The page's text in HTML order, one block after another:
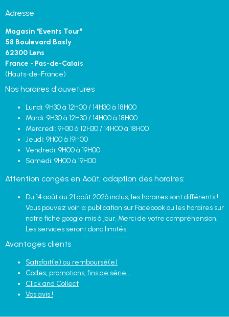
Adresse
Magasin "Events Tour"
58 Boulevard Basly
62300 Lens
France - Pas-de-Calais
(Hauts-de-France)
Nos horaires d'ouvetures
Lundi: 9H30 à 12H00 / 14H30 à 18H00
Mardi: 9H30 à 12H30 / 14H00 à 18H00
Mercredi: 9H30 à 12H30 / 14H00 à 18H00
Jeudi: 9H00 à 19H00
Vendredi: 9H00 à 19H00
Samedi: 9H00 à 19H00
Attention congès en Août, adaption des horaires:
Du 14 août au 21 août 2026 inclus, les horaires sont différents !
Vous pouvez voir la publication sur Facebook ou les horaires sur
notre fiche google mis à jour. Merci de votre compréhension.
Les services seront donc limités.
Avantages clients
Satisfait(e) ou remboursé(e)
Codes, promotions, fins de série...
Click and Collect
Vos avis !